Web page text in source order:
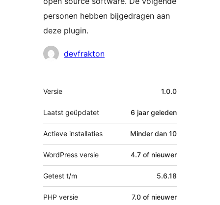
personen hebben bijgedragen aan
deze plugin.
Bijdragersdevfrakton
Meta
Versie 1.0.0
Laatst geüpdatet 6 jaar geleden
Actieve installaties Minder dan 10
WordPress versie 4.7 of nieuwer
Getest t/m 5.6.18
PHP versie 7.0 of nieuwer